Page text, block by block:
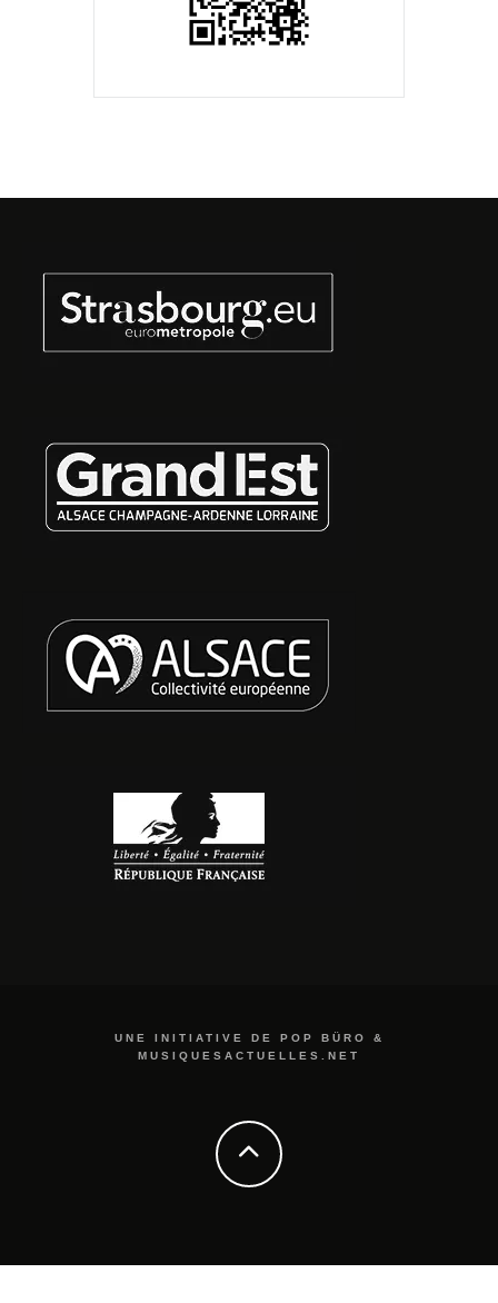
UNE INITIATIVE DE POP BÜRO &
MUSIQUESACTUELLES.NET